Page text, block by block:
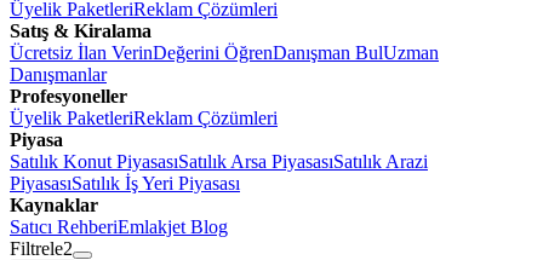
Üyelik PaketleriReklam Çözümleri
Satış & Kiralama
Ücretsiz İlan VerinDeğerini ÖğrenDanışman BulUzman
Danışmanlar
Profesyoneller
Üyelik PaketleriReklam Çözümleri
Piyasa
Satılık Konut PiyasasıSatılık Arsa PiyasasıSatılık Arazi
PiyasasıSatılık İş Yeri Piyasası
Kaynaklar
Satıcı RehberiEmlakjet Blog
Filtrele2